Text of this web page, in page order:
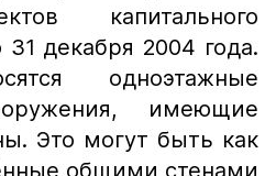
капитального
31 декабря 2004 года.
одноэтажные
имеющие
Это могут быть как
общими стенами